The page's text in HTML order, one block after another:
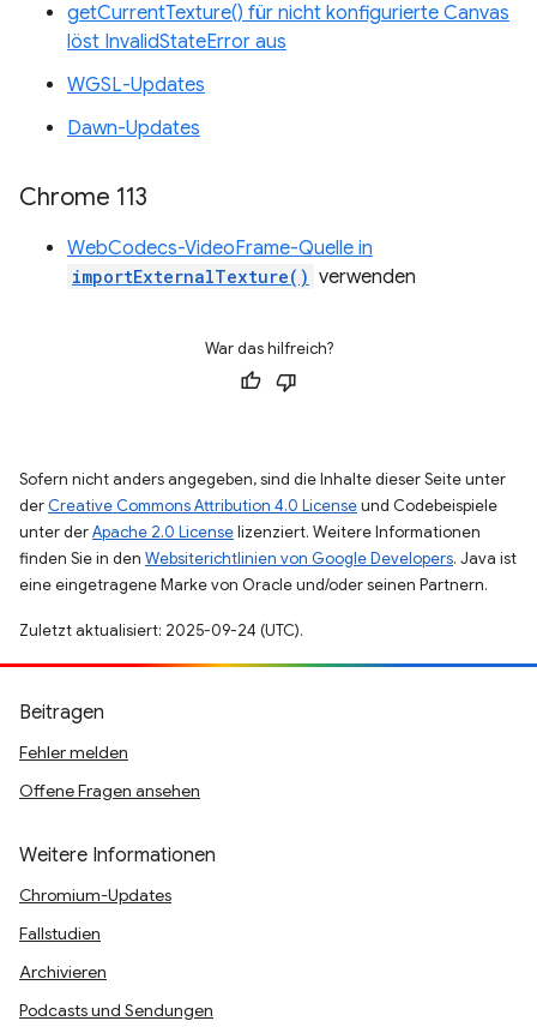
getCurrentTexture() für nicht konfigurierte Canvas
löst InvalidStateError aus
WGSL-Updates
Dawn-Updates
Chrome 113
WebCodecs-VideoFrame-Quelle in
importExternalTexture() verwenden
War das hilfreich?
Sofern nicht anders angegeben, sind die Inhalte dieser Seite unter
der Creative Commons Attribution 4.0 Licenseund Codebeispiele
unter derApache 2.0 Licenselizenziert. Weitere Informationen
finden Sie in den Websiterichtlinien von Google Developers. Java ist
eine eingetragene Marke von Oracle und/oder seinen Partnern.
Zuletzt aktualisiert: 2025-09-24 (UTC).
Beitragen
Fehler melden
Offene Fragen ansehen
Weitere Informationen
Chromium-Updates
Fallstudien
Archivieren
Podcasts und Sendungen